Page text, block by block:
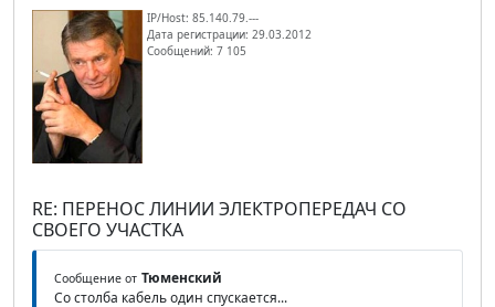
IP/Host: 85.140.79.---
Дата регистрации: 29.03.2012
Сообщений: 7 105
RE: ПЕРЕНОС ЛИНИИ ЭЛЕКТРОПЕРЕДАЧ СО
СВОЕГО УЧАСТКА
Сообщение от Тюменский
Со столба кабель один спускается...